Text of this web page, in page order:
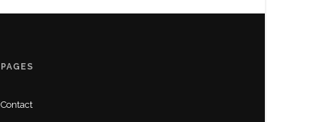
PAGES
Contact